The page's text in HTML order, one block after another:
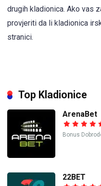
drugih kladionica. Ako vas
provjeriti da li kladionica
stranici.
Top Kladionice
ArenaBet
Bonus
22BET